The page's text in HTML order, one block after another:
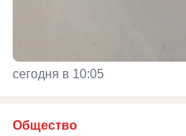
сегодня в 10:05
Общество